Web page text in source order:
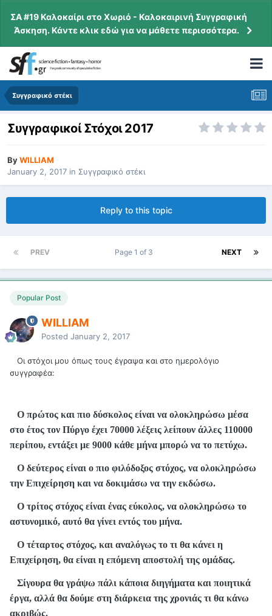
ΣΑ #19 Καλοκαίρι στο Χωριό - Καλοκαιρινή Συγγραφική
Άσκηση. Κάντε κλικ εδώ για να μάθετε περισσότερα.
Συγγραφικό στέκι
Συγγραφικοί Στόχοι 2017
ByWILLIAM
January 2, 2017 in Συγγραφικό στέκι
Reply to this topic
PREV NEXT
Page 1 of 3
Popular Post
WILLIAM
Posted January 2, 2017
Οι στόχοι μου όπως τους έγραψα και στο ημερολόγιο
συγγραφέα:
Ο πρώτος και πιο δύσκολος είναι να ολοκληρώσω μέσα
στο έτος τον Πύργο έχει 70000 λέξεις λείπουν άλλες 110000
περίπου, εντάξει με 9000 κάθε μήνα μπορώ να το πετύχω.
Ο δεύτερος είναι ο πιο φιλόδοξος στόχος, να ολοκληρώσω
την Επιχείρηση και να δοκιμάσω να την εκδώσω.
Ο τρίτος στόχος είναι ένας εύκολος, να ολοκληρώσω το
αστυνομικό, αυτό θα γίνει εντός του μήνα.
Ο τέταρτος στόχος, και αναλόγως το τι θα κάνει η
Επιχείρηση, θα είναι η επόμενη αποστολή της ομάδας.
Σίγουρα θα γράψω πάλι κάποια διηγήματα και ποιητικά
έργα, αλλά θα δούμε στη διάρκεια της χρονιάς τι θα κάνω
ακριβώς.